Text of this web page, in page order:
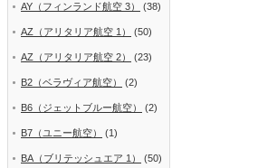
AY（フィンランド航空 3） (38)
AZ（アリタリア航空 1） (50)
AZ（アリタリア航空 2） (23)
B2（ベラヴィア航空） (2)
B6（ジェットブルー航空） (2)
B7（ユニー航空） (1)
BA（ブリテッシュエア 1） (50)